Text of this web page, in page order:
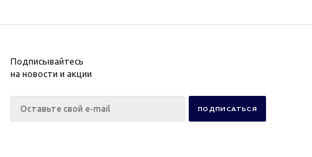
Подписывайтесь
на новости и акции